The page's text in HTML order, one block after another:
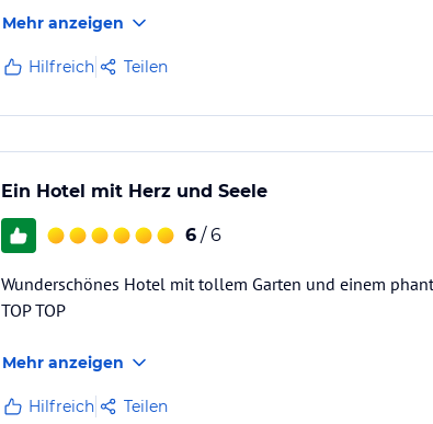
Mehr anzeigen
Hilfreich Teilen
Ein Hotel mit Herz und Seele
6 / 6
Wunderschönes Hotel mit tollem Garten und einem
TOP TOP
Mehr anzeigen
Hilfreich Teilen